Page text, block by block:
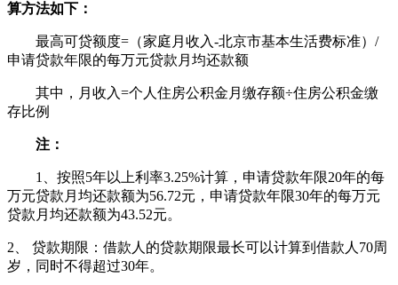
算方法如下：
最高可贷额度=（家庭月收入-北京市基本生活费标准）/
申请贷款年限的每万元贷款月均还款额
其中，月收入=个人住房公积金月缴存额÷住房公积金缴
存比例
注：
1、按照5年以上利率3.25%计算，申请贷款年限20年的每
万元贷款月均还款额为56.72元，申请贷款年限30年的每万元
贷款月均还款额为43.52元。
2、 贷款期限：借款人的贷款期限最长可以计算到借款人70周
岁，同时不得超过30年。